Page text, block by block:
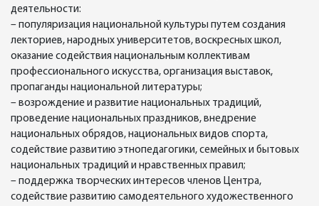
деятельности:
– популяризация национальной культуры путем создания
лекториев, народных университетов, воскресных школ,
оказание содействия национальным коллективам
профессионального искусства, организация выставок,
пропаганды национальной литературы;
– возрождение и развитие национальных традиций,
проведение национальных праздников, внедрение
национальных обрядов, национальных видов спорта,
содействие развитию этнопедагогики, семейных и бытовых
национальных традиций и нравственных правил;
– поддержка творческих интересов членов Центра,
содействие развитию самодеятельного художественного